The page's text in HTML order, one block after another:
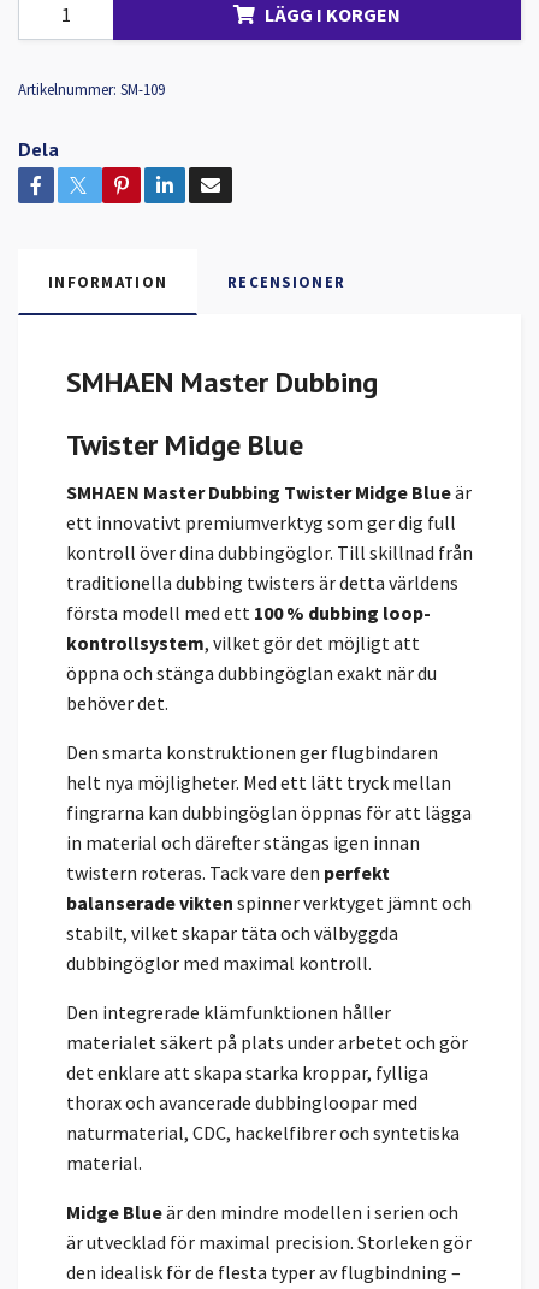
LÄGG I KORGEN
Artikelnummer: SM-109
Dela
INFORMATION RECENSIONER
SMHAEN Master Dubbing
Twister Midge Blue
SMHAEN Master Dubbing Twister Midge Blueär
ett innovativt premiumverktyg som ger dig full
kontroll över dina dubbingöglor. Till skillnad från
traditionella dubbing twisters är detta världens
första modell med ett 100 % dubbing loop-
kontrollsystem, vilket gör det möjligt att
öppna och stänga dubbingöglan exakt när du
behöver det.
Den smarta konstruktionen ger flugbindaren
helt nya möjligheter. Med ett lätt tryck mellan
fingrarna kan dubbingöglan öppnas för att lägga
in material och därefter stängas igen innan
twistern roteras. Tack vare den perfekt
balanserade vikten spinner verktyget jämnt och
stabilt, vilket skapar täta och välbyggda
dubbingöglor med maximal kontroll.
Den integrerade klämfunktionen håller
materialet säkert på plats under arbetet och gör
det enklare att skapa starka kroppar, fylliga
thorax och avancerade dubbingloopar med
naturmaterial, CDC, hackelfibrer och syntetiska
material.
Midge Blueär den mindre modellen i serien och
är utvecklad för maximal precision. Storleken gör
den idealisk för de flesta typer av flugbindning –